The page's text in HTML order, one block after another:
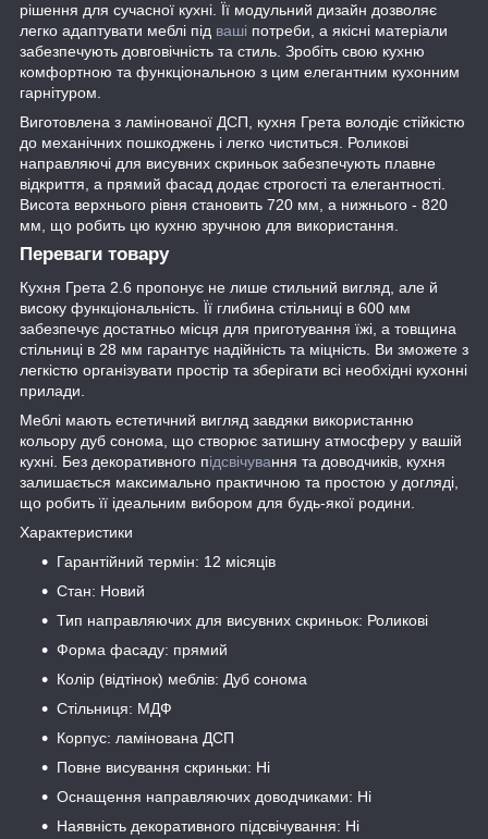
рішення для сучасної кухні. Її модульний дизайн дозволяє
легко адаптувати меблі під ваші потреби, а якісні матеріали
забезпечують довговічність та стиль. Зробіть свою кухню
комфортною та функціональною з цим елегантним кухонним
гарнітуром.
Виготовлена з ламінованої ДСП, кухня Грета володіє стійкістю
до механічних пошкоджень і легко чиститься. Роликові
направляючі для висувних скриньок забезпечують плавне
відкриття, а прямий фасад додає строгості та елегантності.
Висота верхнього рівня становить 720 мм, а нижнього - 820
мм, що робить цю кухню зручною для використання.
Переваги товару
Кухня Грета 2.6 пропонує не лише стильний вигляд, але й
високу функціональність. Її глибина стільниці в 600 мм
забезпечує достатньо місця для приготування їжі, а товщина
стільниці в 28 мм гарантує надійність та міцність. Ви зможете з
легкістю організувати простір та зберігати всі необхідні кухонні
прилади.
Меблі мають естетичний вигляд завдяки використанню
кольору дуб сонома, що створює затишну атмосферу у вашій
кухні. Без декоративного підсвічування та доводчиків, кухня
залишається максимально практичною та простою у догляді,
що робить її ідеальним вибором для будь-якої родини.
Характеристики
Гарантійний термін: 12 місяців
Стан: Новий
Тип направляючих для висувних скриньок: Роликові
Форма фасаду: прямий
Колір (відтінок) меблів: Дуб сонома
Стільниця: МДФ
Корпус: ламінована ДСП
Повне висування скриньки: Ні
Оснащення направляючих доводчиками: Ні
Наявність декоративного підсвічування: Ні